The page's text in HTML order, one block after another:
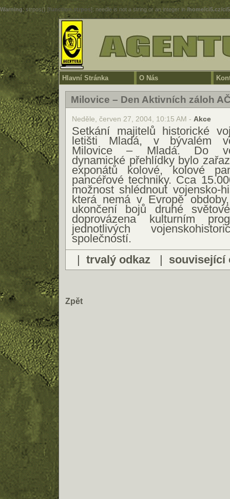
Warning: strpos() [function.strpos]: needle is not a string or an integer in/home/ci5.cz/
Hlavní Stránka O Nás
Milovice – Den Aktivních záloh
Neděle, červen 27, 2004, 10:15 AM - Akce
Setkání majitelů historické
letišti Mladá, v bývalém
Milovice – Mladá. Do
dynamické přehlídky bylo
exponátů kolové, kolové
pancéřové techniky. Cca
možnost shlédnout vojensko-
která nemá v Evropě
ukončení bojů druhé
doprovázena kulturním
jednotlivých
společností.
| trvalý odkaz | související
Zpět